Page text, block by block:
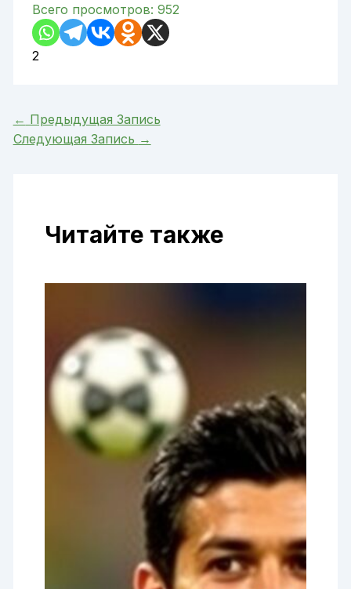
Всего просмотров: 952
2
← Предыдущая Запись
Следующая Запись →
Читайте также